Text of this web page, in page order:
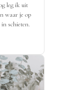
leg ik uit
waar je op
schieten.